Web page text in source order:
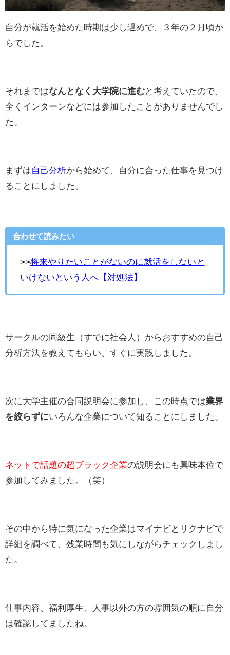
自分が就活を始めた時期は少し遅めで、３年の２月頃か
らでした。
それまではなんとなく大学院に進むと考えていたので、
全くインターンなどには参加したことがありませんでし
た。
まずは自己分析から始めて、自分に合った仕事を見つけ
ることにしました。
合わせて読みたい
>>将来やりたいことがないのに就活をしないと
いけないという人へ【対処法】
サークルの同級生（すでに社会人）からおすすめの自己
分析方法を教えてもらい、すぐに実践しました。
次に大学主催の合同説明会に参加し、この時点では業界
を絞らずにいろんな企業について知ることにしました。
ネットで話題の超ブラック企業の説明会にも興味本位で
参加してみました。（笑）
その中から特に気になった企業はマイナビとリクナビで
詳細を調べて、残業時間も気にしながらチェックしまし
た。
仕事内容、福利厚生、人事以外の方の雰囲気の順に自分
は確認してましたね。